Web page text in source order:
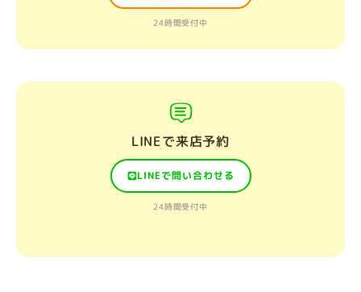
24時間受付中
LINEで来店予約
LINEで問い合わせる
24時間受付中